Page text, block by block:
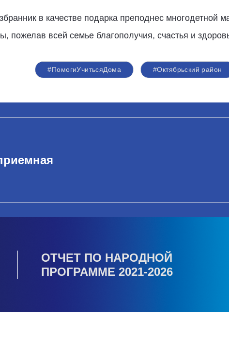
в качестве подарка преподнес многодетной
пожелав всей семье благополучия, счастья и
#ПомогиУчитьсяДома #Октябрьский район
ОТЧЕТ ПО НАРОДНОЙ
ПРОГРАММЕ 2021-2026